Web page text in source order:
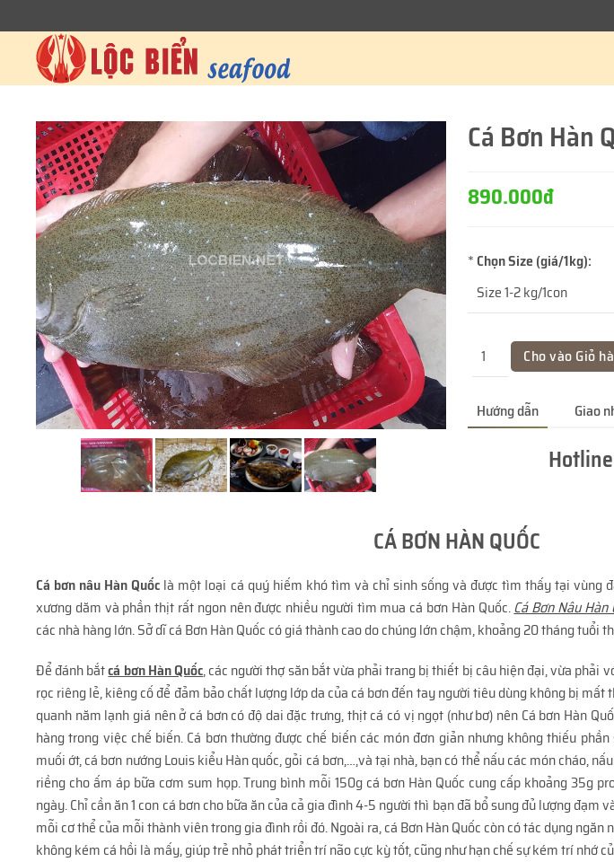
Cá Bơn Hàn
890.000đ
*Chọn Size (giá/1kg):
Hướng dẫn Giao
CÁ BƠN HÀN QUỐC
Cá bơn nâu Hàn Quốc là một loại cá quý hiếm khó tìm và chỉ sinh sống và được tìm thấy tại vùng
xương dăm và phần thịt rất ngon nên được nhiều người tìm mua cá bơn Hàn Quốc.Cá Bơn Nâu Hàn
các nhà hàng lớn. Sở dĩ cá Bơn Hàn Quốc có giá thành cao do chúng lớn chậm, khoảng 20 tháng tuổi
Để đánh bắtcá bơn Hàn Quốc, các người thợ săn bắt vừa phải trang bị thiết bị câu hiện đại, vừa phải
rọc riêng lẻ, kiêng cố để đảm bảo chất lượng lớp da của cá bơn đến tay người tiêu dùng không bị
quanh năm lạnh giá nên ở cá bơn có độ dai đặc trưng, thịt cá có vị ngọt (như bơ) nên Cá bơn Hàn
hàng trong việc chế biến. Cá bơn thường được chế biến các món đơn giản nhưng không thiếu
muối ớt, cá bơn nướng Louis kiểu Hàn quốc, gỏi cá bơn,…,và tại nhà, bạn có thể nấu các món cháo,
riềng cho ấm áp bữa cơm sum họp. Trung bình mỗi 150g cá bơn Hàn Quốc cung cấp khoảng 35g
ngày. Chỉ cần ăn 1 con cá bơn cho bữa ăn của cả gia đình 4-5 người thì bạn đã bổ sung đủ lượng đạm
mỗi cơ thể của mỗi thành viên trong gia đình rồi đó. Ngoài ra, cá Bơn Hàn Quốc còn có tác dụng
không kém cá hồi là mấy, giúp trẻ nhỏ phát triển trí não cực kỳ tốt, cũng như hạn chế sự kém trí nhớ